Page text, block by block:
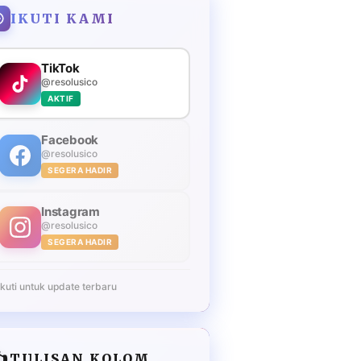
IKUTI KAMI
TikTok
@resolusico
AKTIF
Facebook
@resolusico
SEGERA HADIR
Instagram
@resolusico
SEGERA HADIR
untuk update terbaru